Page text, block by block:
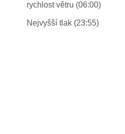
rychlost větru (06:00)
Nejvyšší tlak (23:55)